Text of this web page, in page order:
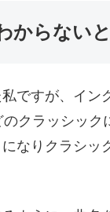
からない
ですが、イン
のクラッシック
なりクラシッ